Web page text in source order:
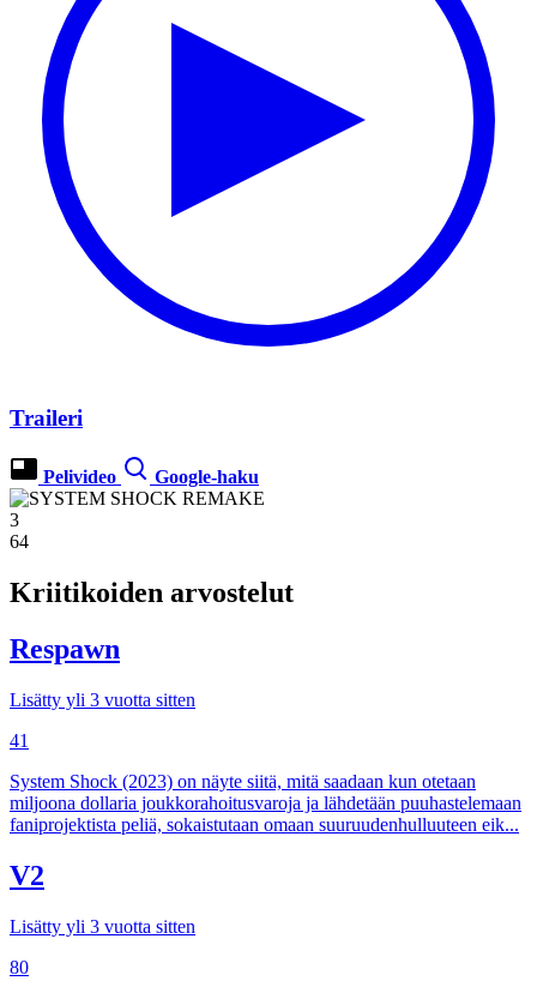
Traileri
Pelivideo Google-haku
3
64
Kriitikoiden arvostelut
Respawn
Lisätty yli 3 vuotta sitten
41
System Shock (2023) on näyte siitä, mitä saadaan kun otetaan
miljoona dollaria joukkorahoitusvaroja ja lähdetään puuhastelemaan
faniprojektista peliä, sokaistutaan omaan suuruudenhulluuteen eik...
V2
Lisätty yli 3 vuotta sitten
80